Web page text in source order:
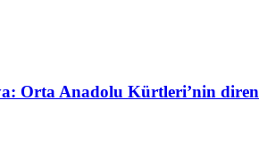
Orta Anadolu Kürtleri’nin